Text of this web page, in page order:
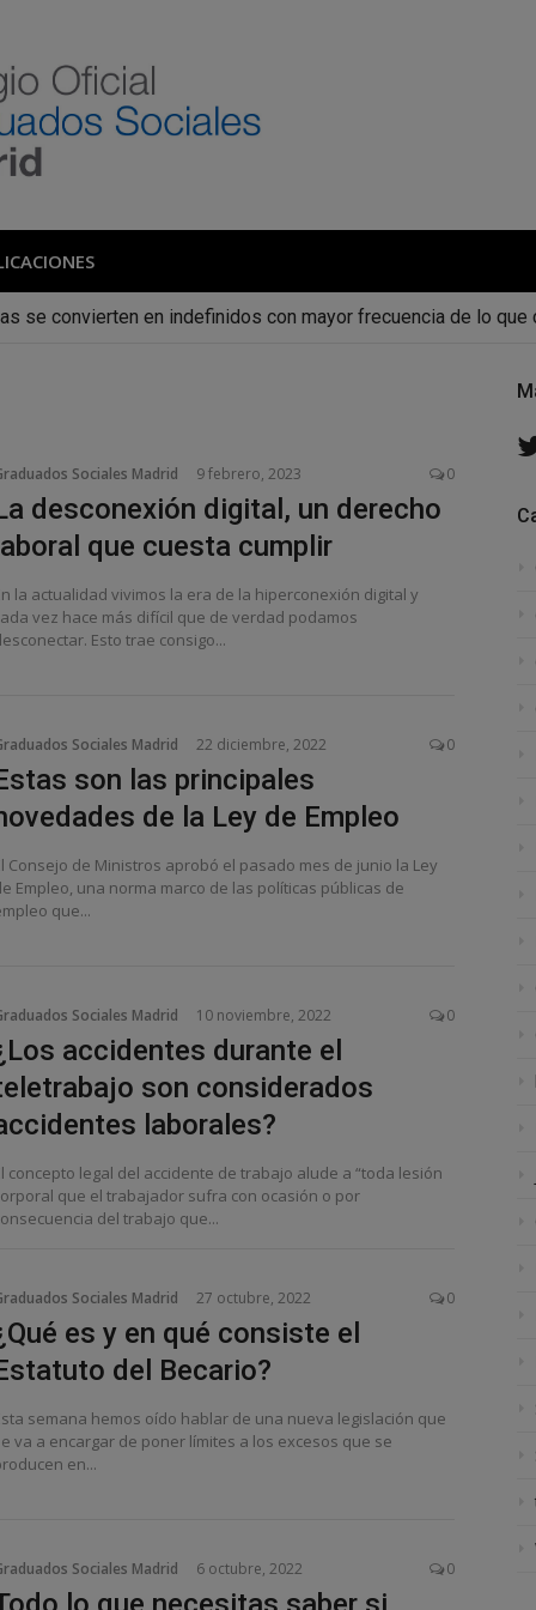
Graduados
se convierten en indefinidos con mayor frecuencia de lo que
Sociales Madrid 9 febrero, 2023 0
desconexión digital, un derecho
que cuesta cumplir
la actualidad vivimos la era de la hiperconexión digital y
vez hace más difícil que de verdad podamos
Esto trae consigo...
Sociales Madrid 22 diciembre, 2022 0
son las principales
de la Ley de Empleo
Consejo de Ministros aprobó el pasado mes de junio la Ley
Empleo, una norma marco de las políticas públicas de
que...
Sociales Madrid 10 noviembre, 2022 0
accidentes durante el
son considerados
laborales?
concepto legal del accidente de trabajo alude a “toda lesión
que el trabajador sufra con ocasión o por
del trabajo que...
Sociales Madrid 27 octubre, 2022 0
es y en qué consiste el
del Becario?
semana hemos oído hablar de una nueva legislación que
va a encargar de poner límites a los excesos que se
en...
Sociales Madrid 6 octubre, 2022 0